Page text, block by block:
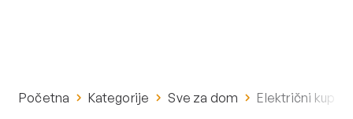
Početna Kategorije Sve za dom Električni